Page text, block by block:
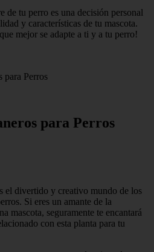
de tu perro es una decisión personal
y características de tu mascota.
mejor se adapte a ti y a tu perro!
para Perros
para Perros
el divertido y creativo mundo de los
Si eres un amante de la
mascota, seguramente te encantará
con esta planta para tu